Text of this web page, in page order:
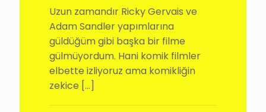
Uzun zamandır Ricky Gervais ve
Adam Sandler yapımlarına
güldüğüm gibi başka bir filme
gülmüyordum. Hani komik filmler
elbette izliyoruz ama komikliğin
zekice […]